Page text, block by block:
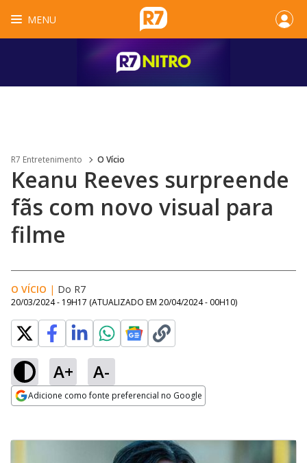
MENU
R7 Entretenimento O Vício
Keanu Reeves surpreende
fãs com novo visual para
filme
O VÍCIO | Do R7
20/03/2024 - 19H17 (ATUALIZADO EM 20/04/2024 - 00H10)
A+ A-
Adicione como fonte preferencial no Google